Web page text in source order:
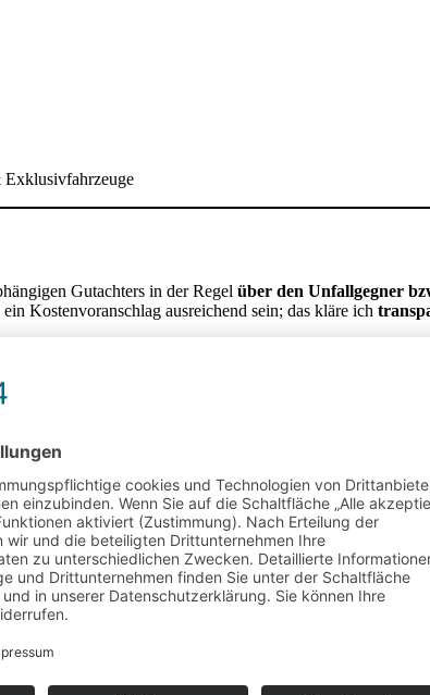
Gutachters in der Regel über den Unfallgegner
Kostenvoranschlag ausreichend sein; das kläre ich
- Sie erhalten kurzfristig einen Rückruf.